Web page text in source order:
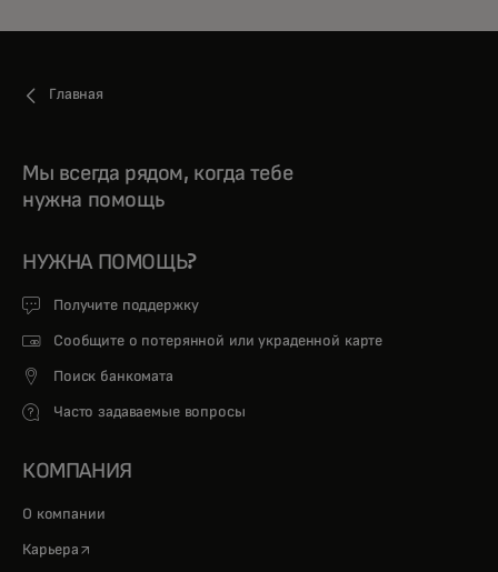
Главная
Мы всегда рядом, когда тебе
нужна помощь
НУЖНА ПОМОЩЬ?
Получите поддержку
Сообщите о потерянной или украденной карте
Поиск банкомата
Часто задаваемые вопросы
КОМПАНИЯ
О компании
Карьера opens in a new tab